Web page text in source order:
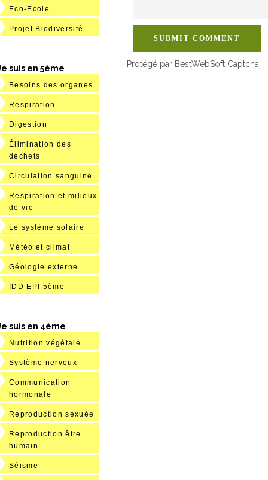
SUBMIT COMMENT
Protégé par BestWebSoft Captcha
Eco-Ecole
Projet Biodiversité
suis en 5ème
Besoins des organes
Respiration
Digestion
Élimination des
déchets
Circulation sanguine
Respiration et milieux
de vie
Le système solaire
Météo et climat
Géologie externe
IDD EPI 5ème
suis en 4ème
Nutrition végétale
Système nerveux
Communication
hormonale
Reproduction sexuée
Reproduction être
humain
Séisme